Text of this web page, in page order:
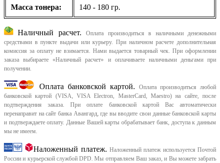
Масса тонера: 140 - 180 гр.
Наличный расчет.
Оплата производиться в наличными денежными
средствами в пункте выдачи или курьеру. При наличном расчете дополнительная
комиссия за оплату не взимается. Нами выдается товарный чек. При оформлении
заказа выбираете «Наличный расчет» и оплачиваете наличными деньгами при
получении.
Оплата банковской картой.
Оплата производиться любой
банковской картой (VISA, VISA Electron, MasterCard, Maestro) на сайте, после
подтверждения заказа. При оплате банковской картой Вас автоматически
перенаправит на сайт банка Авангард, где вы вводите свои данные банковской карты
и подтверждаете оплату. Данные Вашей карты обрабатывает банк, доступа к данным
мы не имеем.
Наложенный платеж. Наложенный платеж используется Почтой
России и курьерской службой DPD. Мы отправляем Ваш заказ, и Вы можете забрать